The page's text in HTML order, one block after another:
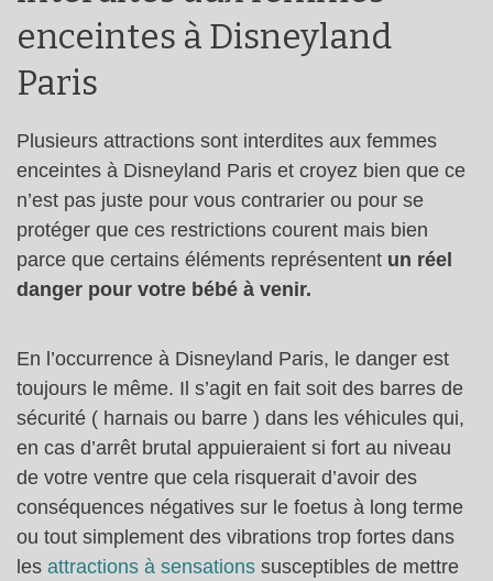
enceintes à Disneyland
Paris
Plusieurs attractions sont interdites aux femmes
enceintes à Disneyland Paris et croyez bien que ce
n’est pas juste pour vous contrarier ou pour se
protéger que ces restrictions courent mais bien
parce que certains éléments représentent un réel
danger pour votre bébé à venir.
En l’occurrence à Disneyland Paris, le danger est
toujours le même. Il s’agit en fait soit des barres de
sécurité ( harnais ou barre ) dans les véhicules qui,
en cas d’arrêt brutal appuieraient si fort au niveau
de votre ventre que cela risquerait d’avoir des
conséquences négatives sur le foetus à long terme
ou tout simplement des vibrations trop fortes dans
les attractions à sensations susceptibles de mettre